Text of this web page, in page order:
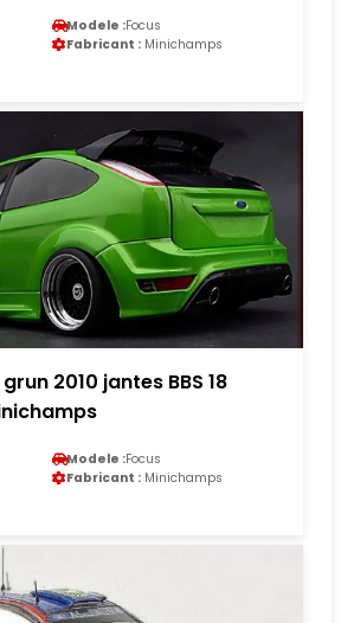
Modele :Focus
Fabricant : Minichamps
2010 jantes BBS 18
Modele :Focus
Fabricant : Minichamps